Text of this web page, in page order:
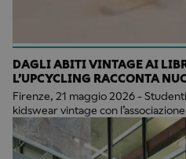
DAGLI ABITI VINTAGE AI
L’UPCYCLING RACCONTA
Firenze, 21 maggio 2026 -
kidswear vintage con